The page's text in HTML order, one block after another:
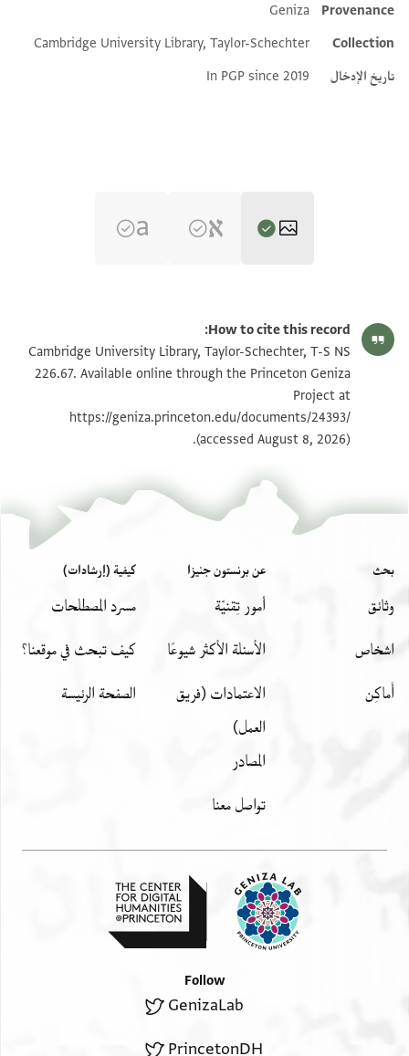
Additional metadata
Provenance
Geniza
Collection
Cambridge University Library, Taylor-Schechter
تاريخ الإدخال
In PGP since 2019
T-S NS 226.67 1v تكبير و تدوير
بيان أذونات الصورة
How to cite this record:
Cambridge University Library, Taylor-Schechter, T-S NS
226.67. Available online through the Princeton Geniza
Project at
https://geniza.princeton.edu/documents/24393/
(accessed August 8, 2026).
بحث
وثائق
اشخاص
أَماكِن
عن برنستون جنيزا
أمور تِقنيّة
الأسئلة الأكثر شيوعًا
الاعتمادات (فريق
العمل)
المصادر
تواصل معنا
كيفية (إرشادات)
مسرد المصطلحات
كيف تبحث في موقعنا؟
الصفحة الرئيسة
Follow
GenizaLab
PrincetonDH